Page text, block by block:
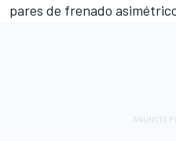
pares de frenado